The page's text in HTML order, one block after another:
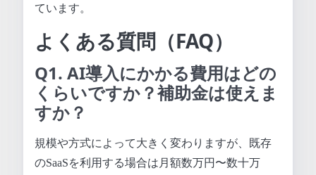
ています。
よくある質問（FAQ）
Q1. AI導入にかかる費用はどの
くらいですか？補助金は使えま
すか？
規模や方式によって大きく変わりますが、既存
のSaaSを利用する場合は月額数万円〜数十万